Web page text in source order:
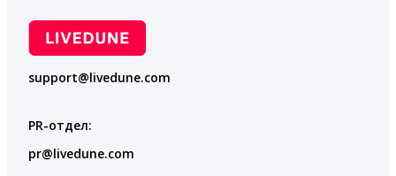
support@livedune.com
PR-отдел:
pr@livedune.com